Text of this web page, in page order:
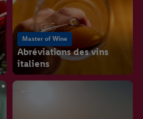
Master of Wine
Abréviations des vins
italiens